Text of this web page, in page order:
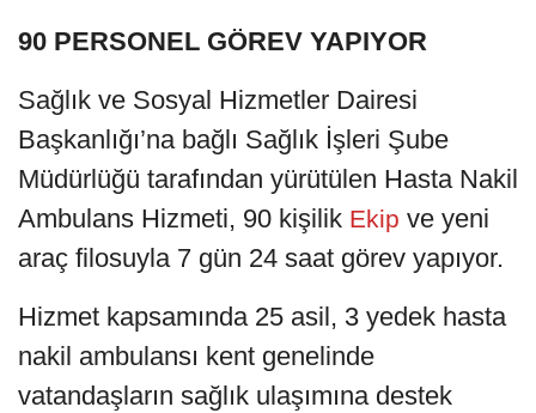
90 PERSONEL GÖREV YAPIYOR
Sağlık ve Sosyal Hizmetler Dairesi
Başkanlığı’na bağlı Sağlık İşleri Şube
Müdürlüğü tarafından yürütülen Hasta Nakil
Ambulans Hizmeti, 90 kişilik Ekip ve yeni
araç filosuyla 7 gün 24 saat görev yapıyor.
Hizmet kapsamında 25 asil, 3 yedek hasta
nakil ambulansı kent genelinde
vatandaşların sağlık ulaşımına destek